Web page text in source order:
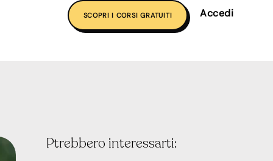
SCOPRI I CORSI GRATUITI Accedi
Ptrebbero interessarti: